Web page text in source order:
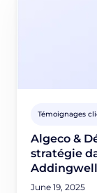
Témoignages
Algeco &
stratégie
Addingwell
June 19, 2025